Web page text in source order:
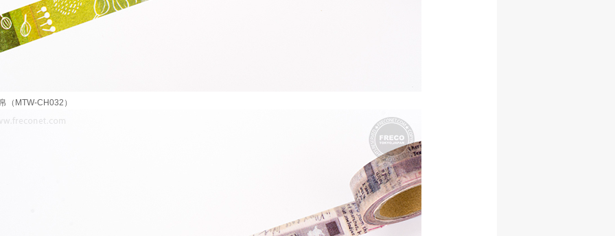
（MTW-CH032）